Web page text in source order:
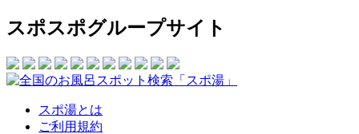
スポスポグループサイト
スポ湯とは
ご利用規約